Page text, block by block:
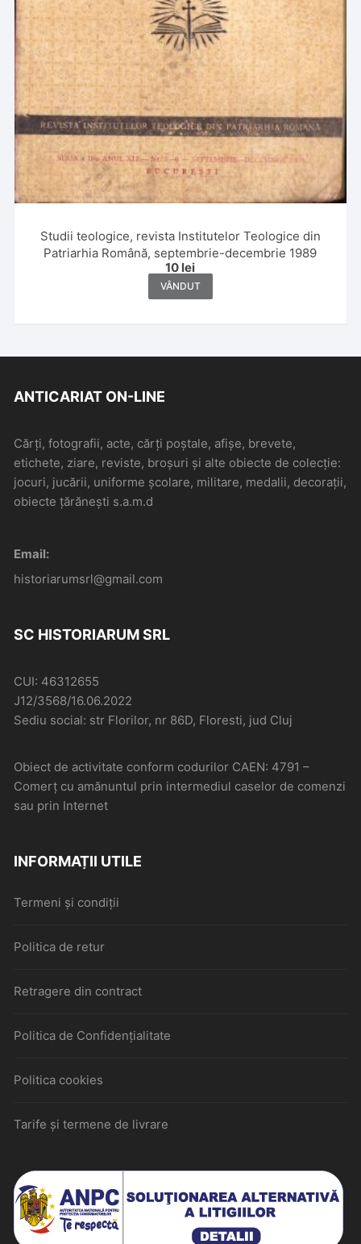
Studii teologice, revista Institutelor Teologice din
Patriarhia Română, septembrie-decembrie 1989
10 lei
VÂNDUT
ANTICARIAT ON-LINE
Cărți, fotografii, acte, cărți poștale, afișe, brevete,
etichete, ziare, reviste, broșuri și alte obiecte de colecție:
jocuri, jucării, uniforme școlare, militare, medalii, decorații,
obiecte țărănești s.a.m.d
Email:
historiarumsrl@gmail.com
SC HISTORIARUM SRL
CUI: 46312655
J12/3568/16.06.2022
Sediu social: str Florilor, nr 86D, Floresti, jud Cluj
Obiect de activitate conform codurilor CAEN: 4791 –
Comerţ cu amănuntul prin intermediul caselor de comenzi
sau prin Internet
INFORMAȚII UTILE
Termeni și condiții
Politica de retur
Retragere din contract
Politica de Confidențialitate
Politica cookies
Tarife și termene de livrare